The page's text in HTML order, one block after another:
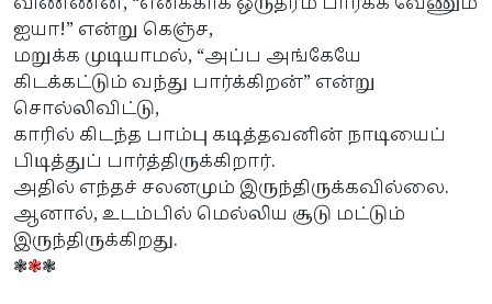
ஐயா!” என்று கெஞ்ச,
மறுக்க முடியாமல், “அப்ப அங்கேயே
கிடக்கட்டும் வந்து பார்க்கிறன்” என்று
சொல்லிவிட்டு,
காரில் கிடந்த பாம்பு கடித்தவனின் நாடியைப்
பிடித்துப் பார்த்திருக்கிறார்.
அதில் எந்தச் சலனமும் இருந்திருக்கவில்லை.
ஆனால், உடம்பில் மெல்லிய சூடு மட்டும்
இருந்திருக்கிறது.
❃❃❃